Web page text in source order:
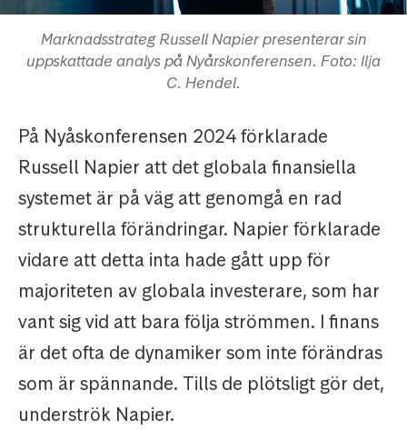
Marknadsstrateg Russell Napier presenterar sin
uppskattade analys på Nyårskonferensen. Foto: Ilja
C. Hendel.
På Nyåskonferensen 2024 förklarade
Russell Napier att det globala finansiella
systemet är på väg att genomgå en rad
strukturella förändringar. Napier förklarade
vidare att detta inta hade gått upp för
majoriteten av globala investerare, som har
vant sig vid att bara följa strömmen. I finans
är det ofta de dynamiker som inte förändras
som är spännande. Tills de plötsligt gör det,
underströk Napier.